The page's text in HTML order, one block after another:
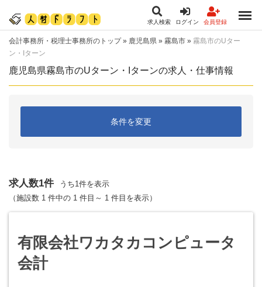
求人検索 ログイン 会員登録
会計事務所・税理士事務所のトップ» 鹿児島県 » 霧島市 » 霧島市のUター
ン・Iターン
鹿児島県霧島市のUターン・Iターンの求人・仕事情報
条件を変更
求人数1件
うち1件を表示
（施設数 1 件中の 1 件目～ 1 件目を表示）
有限会社ワカタカコンピュータ
会計